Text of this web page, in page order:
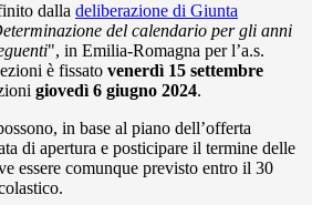
dalla deliberazione di Giunta
del calendario per gli anni
", in Emilia-Romagna per l’a.s.
è fissato venerdì 15 settembre
giovedì 6 giugno 2024.
in base al piano dell’offerta
di apertura e posticipare il termine delle
essere comunque previsto entro il 30